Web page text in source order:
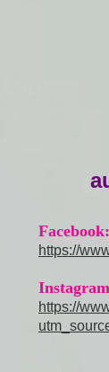
Facebook:
https://
https://